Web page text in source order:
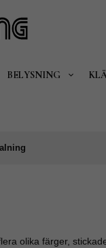
BELYSNING
olika färger,